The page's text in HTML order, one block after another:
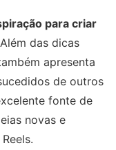
para criar
Além das dicas
apresenta
de outros
fonte de
novas e